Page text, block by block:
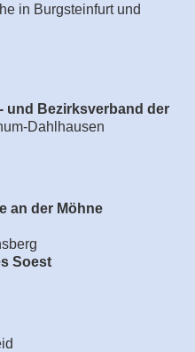
in Burgsteinfurt und
und Bezirksverband der
Dahlhausen
an der Möhne
Soest